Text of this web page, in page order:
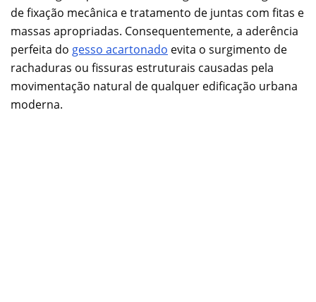
de fixação mecânica e tratamento de juntas com fitas e
massas apropriadas. Consequentemente, a aderência
perfeita do gesso acartonado evita o surgimento de
rachaduras ou fissuras estruturais causadas pela
movimentação natural de qualquer edificação urbana
moderna.